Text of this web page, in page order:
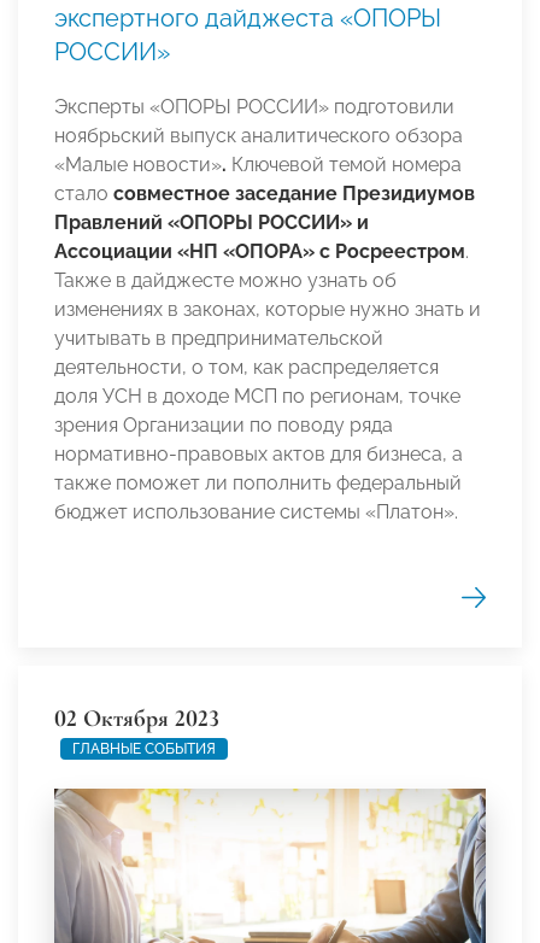
экспертного дайджеста «ОПОРЫ
РОССИИ»
Эксперты «ОПОРЫ РОССИИ» подготовили
ноябрьский выпуск аналитического обзора
«Малые новости». Ключевой темой номера
стало совместное заседание Президиумов
Правлений «ОПОРЫ РОССИИ» и
Ассоциации «НП «ОПОРА» с Росреестром.
Также в дайджесте можно узнать об
изменениях в законах, которые нужно знать и
учитывать в предпринимательской
деятельности, о том, как распределяется
доля УСН в доходе МСП по регионам, точке
зрения Организации по поводу ряда
нормативно-правовых актов для бизнеса, а
также поможет ли пополнить федеральный
бюджет использование системы «Платон».
02 Октября 2023
ГЛАВНЫЕ СОБЫТИЯ